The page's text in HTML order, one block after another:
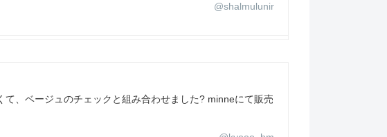
@shalmulunir
、ベージュのチェックと組み合わせました? minneにて販売